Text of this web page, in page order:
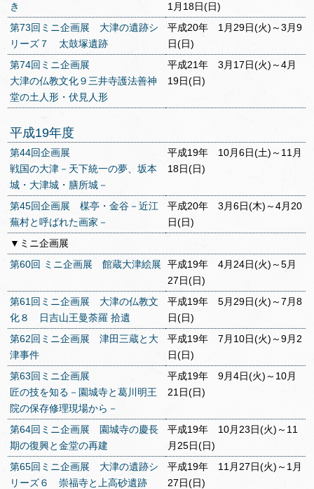
き
1月18日(日)
第73回ミニ企画展 大津の遺跡シ
リーズ７ 太鼓塚遺跡
平成20年 1月29日(火)～3月9
日(日)
第74回ミニ企画展
大津の仏教文化９三井寺護法善神
堂の土人形・伏見人形
平成21年 3月17日(火)～4月
19日(日)
平成19年度
第44回企画展
戦国の大津－天下統一の夢、坂本
城・大津城・膳所城－
平成19年 10月6日(土)～11月
18日(日)
第45回企画展 楳亭・金谷－近江
蕪村と呼ばれた画家－
平成20年 3月6日(木)～4月20
日(日)
▼ミニ企画展
第60回 ミニ企画展 館蔵大津絵展
平成19年 4月24日(火)～5月
27日(日)
第61回ミニ企画展 大津の仏教文
化８ 日吉山王曼荼羅 拾遺
平成19年 5月29日(火)～7月8
日(日)
第62回ミニ企画展 津田三蔵と大
津事件
平成19年 7月10日(火)～9月2
日(日)
第63回ミニ企画展
匠の技を知る－園城寺と葛川明王
院の保存修理現場から－
平成19年 9月4日(火)～10月
21日(日)
第64回ミニ企画展 園城寺の慶長
期の復興と金堂の再建
平成19年 10月23日(火)～11
月25日(日)
第65回ミニ企画展 大津の遺跡シ
リーズ６ 崇福寺と上高砂遺跡
平成19年 11月27日(火)～1月
27日(日)